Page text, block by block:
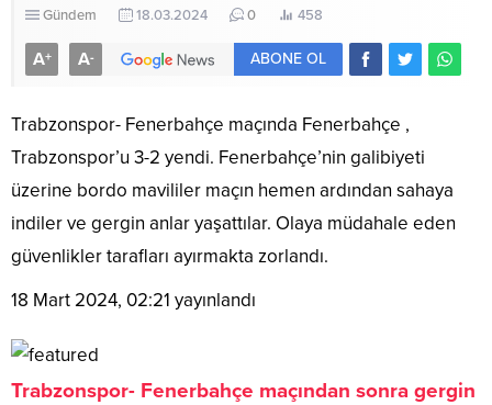
Gündem 18.03.2024 0 458
A+ A- ABONE OL
Trabzonspor- Fenerbahçe maçında Fenerbahçe ,
Trabzonspor’u 3-2 yendi. Fenerbahçe’nin galibiyeti
üzerine bordo mavililer maçın hemen ardından sahaya
indiler ve gergin anlar yaşattılar. Olaya müdahale eden
güvenlikler tarafları ayırmakta zorlandı.
18 Mart 2024, 02:21 yayınlandı
Trabzonspor- Fenerbahçe maçından sonra gergin